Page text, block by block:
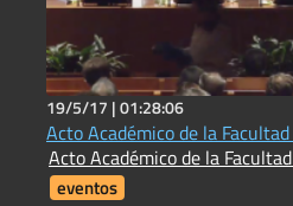
19/5/17 |01:28:06
Acto Académico de la
Acto Académico de la
eventos